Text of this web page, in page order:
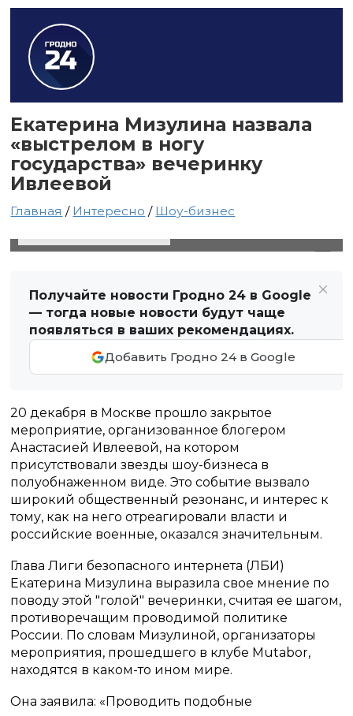
Екатерина Мизулина назвала
«выстрелом в ногу
государства» вечеринку
Ивлеевой
Главная / Интересно / Шоу-бизнес
Получайте новости Гродно 24 в Google
— тогда новые новости будут чаще
появляться в ваших рекомендациях.
Добавить Гродно 24 в Google
20 декабря в Москве прошло закрытое
мероприятие, организованное блогером
Анастасией Ивлеевой, на котором
присутствовали звезды шоу-бизнеса в
полуобнаженном виде. Это событие вызвало
широкий общественный резонанс, и интерес к
тому, как на него отреагировали власти и
российские военные, оказался значительным.
Глава Лиги безопасного интернета (ЛБИ)
Екатерина Мизулина выразила свое мнение по
поводу этой "голой" вечеринки, считая ее шагом,
противоречащим проводимой политике
России. По словам Мизулиной, организаторы
мероприятия, прошедшего в клубе Mutabor,
находятся в каком-то ином мире.
Она заявила: «Проводить подобные